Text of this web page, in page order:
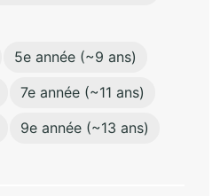
5e année (~9 ans)
7e année (~11 ans)
9e année (~13 ans)